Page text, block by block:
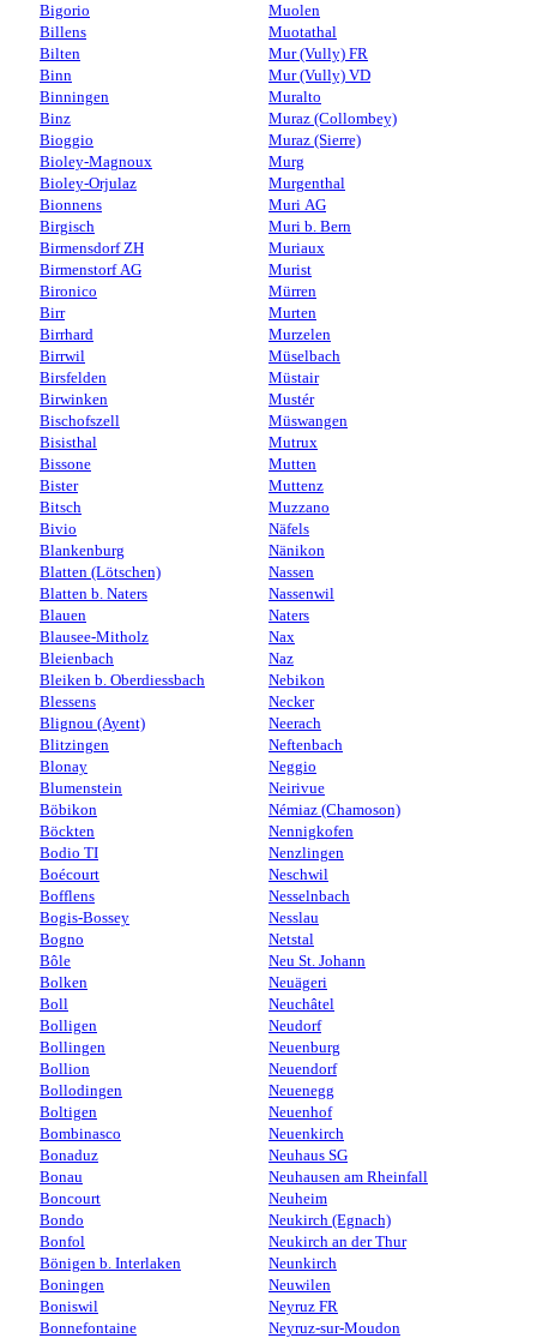
Bigorio
Billens
Bilten
Binn
Binningen
Binz
Bioggio
Bioley-Magnoux
Bioley-Orjulaz
Bionnens
Birgisch
Birmensdorf ZH
Birmenstorf AG
Bironico
Birr
Birrhard
Birrwil
Birsfelden
Birwinken
Bischofszell
Bisisthal
Bissone
Bister
Bitsch
Bivio
Blankenburg
Blatten (Lötschen)
Blatten b. Naters
Blauen
Blausee-Mitholz
Bleienbach
Bleiken b. Oberdiessbach
Blessens
Blignou (Ayent)
Blitzingen
Blonay
Blumenstein
Böbikon
Böckten
Bodio TI
Boécourt
Bofflens
Bogis-Bossey
Bogno
Bôle
Bolken
Boll
Bolligen
Bollingen
Bollion
Bollodingen
Boltigen
Bombinasco
Bonaduz
Bonau
Boncourt
Bondo
Bonfol
Bönigen b. Interlaken
Boningen
Boniswil
Bonnefontaine
Muolen
Muotathal
Mur (Vully) FR
Mur (Vully) VD
Muralto
Muraz (Collombey)
Muraz (Sierre)
Murg
Murgenthal
Muri AG
Muri b. Bern
Muriaux
Murist
Mürren
Murten
Murzelen
Müselbach
Müstair
Mustér
Müswangen
Mutrux
Mutten
Muttenz
Muzzano
Näfels
Nänikon
Nassen
Nassenwil
Naters
Nax
Naz
Nebikon
Necker
Neerach
Neftenbach
Neggio
Neirivue
Némiaz (Chamoson)
Nennigkofen
Nenzlingen
Neschwil
Nesselnbach
Nesslau
Netstal
Neu St. Johann
Neuägeri
Neuchâtel
Neudorf
Neuenburg
Neuendorf
Neuenegg
Neuenhof
Neuenkirch
Neuhaus SG
Neuhausen am Rheinfall
Neuheim
Neukirch (Egnach)
Neukirch an der Thur
Neunkirch
Neuwilen
Neyruz FR
Neyruz-sur-Moudon